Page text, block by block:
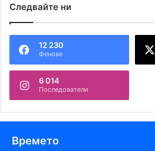
Следвайте ни
12 230
Фенове
6 014
Последователи
Времето